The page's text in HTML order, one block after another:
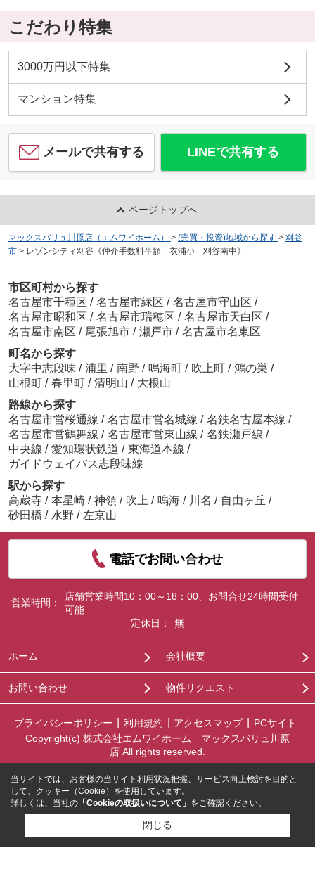
こだわり特集
3000万円以下特集
マンション特集
メールで共有する LINEで共有する
ページトップへ
マックスバリュ川原店（エムワイホーム） > (売買・投資)地域から探す > 刈谷
市 > レゾンシティ刈谷《仲介手数料半額 衣浦小 刈谷南中》
市区町村から探す
名古屋市千種区 / 名古屋市緑区 / 名古屋市守山区 /
名古屋市昭和区 / 名古屋市瑞穂区 / 名古屋市天白区 /
名古屋市南区 / 尾張旭市 / 瀬戸市 / 名古屋市名東区
町名から探す
大字中志段味 / 浦里 / 南野 / 鳴海町 / 吹上町 / 鴻の巣 /
山根町 / 春里町 / 清明山 / 大根山
路線から探す
名古屋市営桜通線 / 名古屋市営名城線 / 名鉄名古屋本線 /
名古屋市営鶴舞線 / 名古屋市営東山線 / 名鉄瀬戸線 /
中央線 / 愛知環状鉄道 / 東海道本線 /
ガイドウェイバス志段味線
駅から探す
高蔵寺 / 本星崎 / 神領 / 吹上 / 鳴海 / 川名 / 自由ヶ丘 /
砂田橋 / 水野 / 左京山
電話でお問い合わせ
営業時間：
店舗営業時間10：00～18：00、お問合せ24時間受付
可能
定休日：
無
ホーム 会社概要
お問い合わせ 物件リクエスト
プライバシーポリシー 利用規約 アクセスマップ
PCサイト
Copyright(c) 株式会社エムワイホーム マックスバリュ川原
店 All rights reserved.
当サイトでは、お客様の当サイト利用状況把握、サービス向上検討を目的と
して、クッキー（Cookie）を使用しています。
詳しくは、当社の 「Cookieの取扱いについて」 をご確認ください。
閉じる